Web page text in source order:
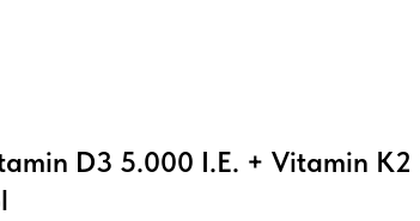
D3 5.000 I.E. + Vitamin